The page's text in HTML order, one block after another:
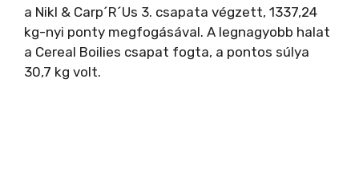
a Nikl & Carp´R´Us 3. csapata végzett, 1337,24
kg-nyi ponty megfogásával. A legnagyobb halat
a Cereal Boilies csapat fogta, a pontos súlya
30,7 kg volt.